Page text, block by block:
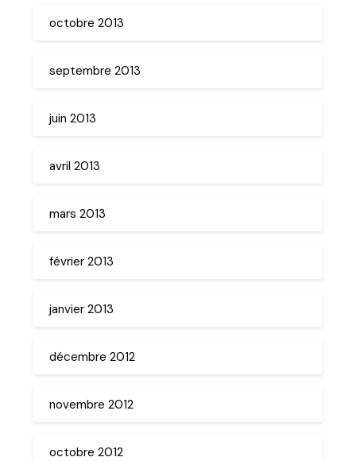
octobre 2013
septembre 2013
juin 2013
avril 2013
mars 2013
février 2013
janvier 2013
décembre 2012
novembre 2012
octobre 2012